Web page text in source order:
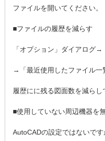
ファイルを開いてください。
■ファイルの履歴を減らす
「オプション」ダイアログ
→「最近使用したファイル一
履歴にに残る図面数を減らし
■使用していない周辺機器を
AutoCADの設定ではないで